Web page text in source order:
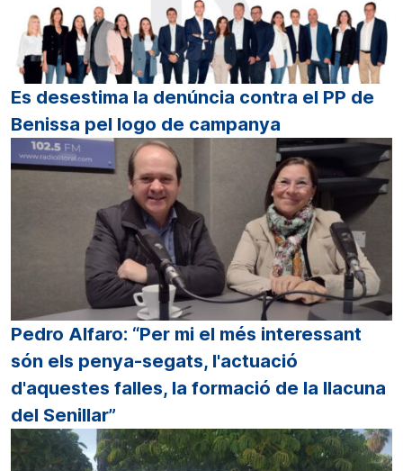
Es desestima la denúncia contra el PP de
Benissa pel logo de campanya
Pedro Alfaro: “Per mi el més interessant
són els penya-segats, l'actuació
d'aquestes falles, la formació de la llacuna
del Senillar”